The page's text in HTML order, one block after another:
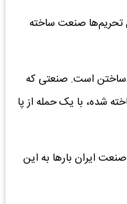
تحریم‌ها صنعت ساخته
ساختن است. صنعتی که
شده، با یک حمله از پا
ایران بارها به این